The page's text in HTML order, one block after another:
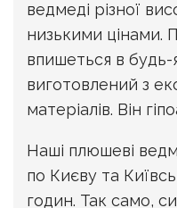
ведмеді різної
низькими цінами.
впишеться в будь-
виготовлений з
матеріалів. Він
Наші плюшеві
по Києву та
годин. Так само,